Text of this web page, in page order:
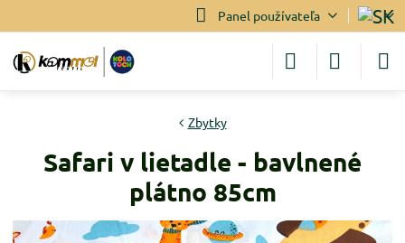
Panel používateľa
Zbytky
Safari v lietadle - bavlnené
plátno 85cm